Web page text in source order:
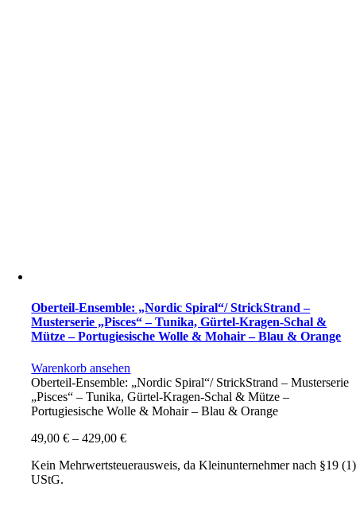
Oberteil-Ensemble: „Nordic Spiral“/ StrickStrand –
Musterserie „Pisces“ – Tunika, Gürtel-Kragen-Schal &
Mütze – Portugiesische Wolle & Mohair – Blau & Orange
Warenkorb ansehen
Oberteil-Ensemble: „Nordic Spiral“/ StrickStrand – Musterserie
„Pisces“ – Tunika, Gürtel-Kragen-Schal & Mütze –
Portugiesische Wolle & Mohair – Blau & Orange
49,00€ –429,00€
Kein Mehrwertsteuerausweis, da Kleinunternehmer nach §19 (1)
UStG.